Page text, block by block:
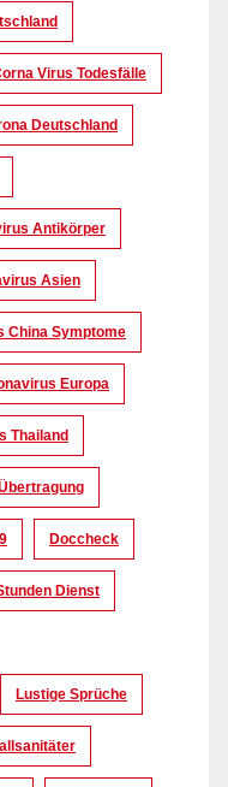
Virus Todesfälle
Deutschland
Antikörper
Asien
China Symptome
Europa
Thailand
Doccheck
Dienst
Lustige Sprüche